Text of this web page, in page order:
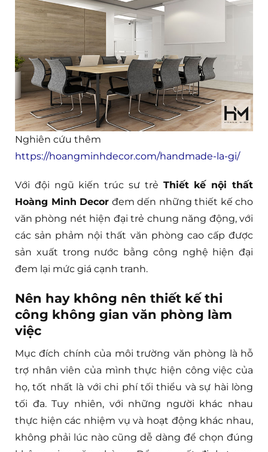
Nghiên cứu thêm
https://hoangminhdecor.com/handmade-la-gi/
Với đội ngũ kiến trúc sư trẻ Thiết kế nội thất
Hoàng Minh Decor đem dến những thiết kế cho
văn phòng nét hiện đại trẻ chung năng động, với
các sản phảm nội thất văn phòng cao cấp được
sản xuất trong nước bằng công nghệ hiện đại
đem lại mức giá cạnh tranh.
Nên hay không nên thiết kế thi
công không gian văn phòng làm
việc
Mục đích chính của môi trường văn phòng là hỗ
trợ nhân viên của mình thực hiện công việc của
họ, tốt nhất là với chi phí tối thiểu và sự hài lòng
tối đa. Tuy nhiên, với những người khác nhau
thực hiện các nhiệm vụ và hoạt động khác nhau,
không phải lúc nào cũng dễ dàng để chọn đúng